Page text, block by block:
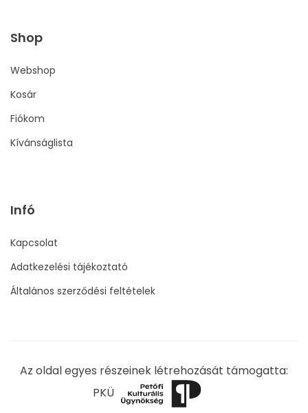
Shop
Webshop
Kosár
Fiókom
Kívánságlista
Infó
Kapcsolat
Adatkezelési tájékoztató
Általános szerződési feltételek
Az oldal egyes részeinek létrehozását támogatta:
PKÜ